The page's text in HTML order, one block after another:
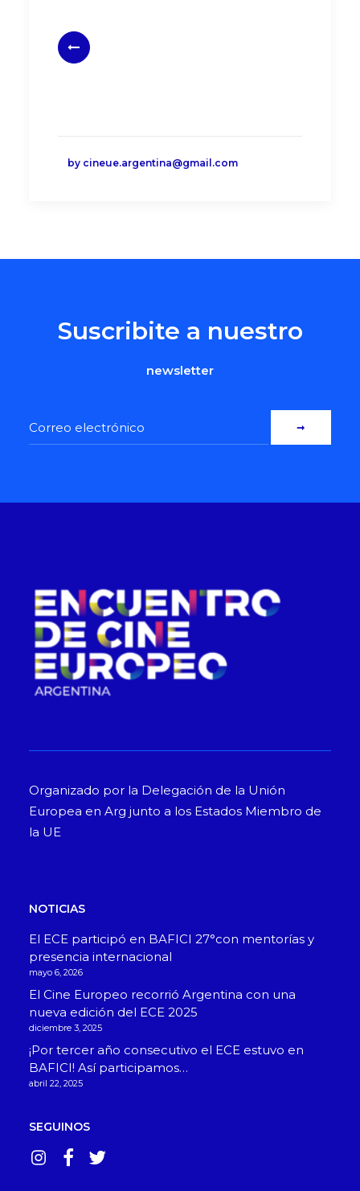
by cineue.argentina@gmail.com
Suscribite a nuestro
newsletter
Organizado por la Delegación de la Unión
Europea en Arg junto a los Estados Miembro de
la UE
NOTICIAS
El ECE participó en BAFICI 27°con mentorías y
presencia internacional
mayo 6, 2026
El Cine Europeo recorrió Argentina con una
nueva edición del ECE 2025
diciembre 3, 2025
¡Por tercer año consecutivo el ECE estuvo en
BAFICI! Así participamos…
abril 22, 2025
SEGUINOS